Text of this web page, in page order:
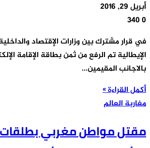
أبريل 29, 2016
0
في قرار مشترك بين وزارات الإقتصاد والداخلية
الإيطالية تم الرفع من ثمن بطاقة الإقامة
بالاجانب المقيمين…
أكمل القراءة »
مغاربة العالم
مقتل مواطن مغربي بطلقات